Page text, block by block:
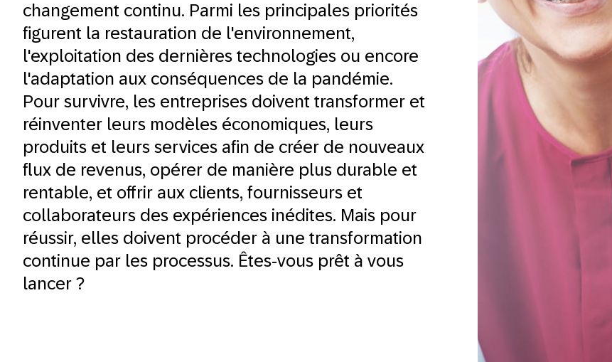
changement continu. Parmi les principales priorités
figurent la restauration de l'environnement,
l'exploitation des dernières technologies ou encore
l'adaptation aux conséquences de la pandémie.
Pour survivre, les entreprises doivent transformer et
réinventer leurs modèles économiques, leurs
produits et leurs services afin de créer de nouveaux
flux de revenus, opérer de manière plus durable et
rentable, et offrir aux clients, fournisseurs et
collaborateurs des expériences inédites. Mais pour
réussir, elles doivent procéder à une transformation
continue par les processus. Êtes-vous prêt à vous
lancer ?